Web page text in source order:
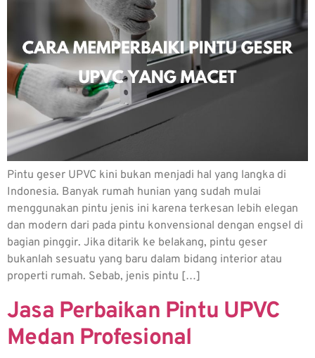
Pintu geser UPVC kini bukan menjadi hal yang langka di
Indonesia. Banyak rumah hunian yang sudah mulai
menggunakan pintu jenis ini karena terkesan lebih elegan
dan modern dari pada pintu konvensional dengan engsel di
bagian pinggir. Jika ditarik ke belakang, pintu geser
bukanlah sesuatu yang baru dalam bidang interior atau
properti rumah. Sebab, jenis pintu […]
Jasa Perbaikan Pintu UPVC
Medan Profesional